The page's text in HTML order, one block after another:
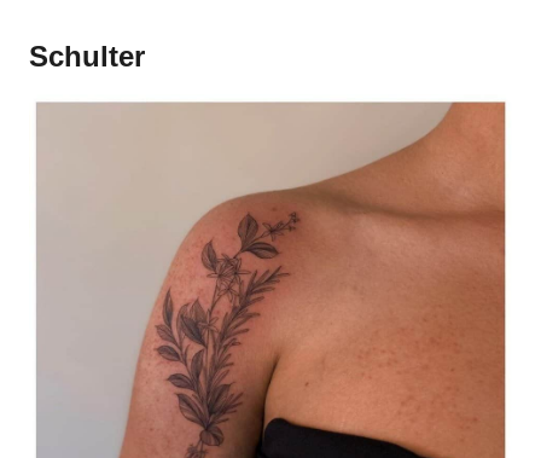
Schulter